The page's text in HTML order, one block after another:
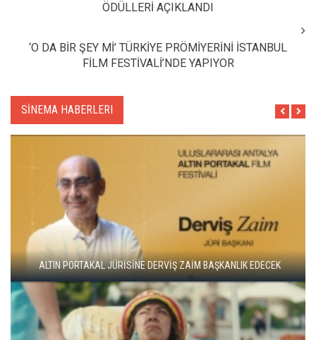
ÖDÜLLERİ AÇIKLANDI
‘O DA BİR ŞEY Mİ’ TÜRKİYE PRÖMİYERİNİ İSTANBUL
FİLM FESTİVALİ’NDE YAPIYOR
SİNEMA HABERLERI
ADANA ALTIN KOZA'DA JÜRİ BAŞKANI ZUHAL OLCAY